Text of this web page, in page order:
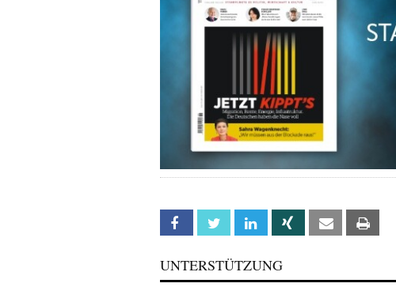
Facebook Twitter Linkedin Xing Email
UNTERSTÜTZUNG